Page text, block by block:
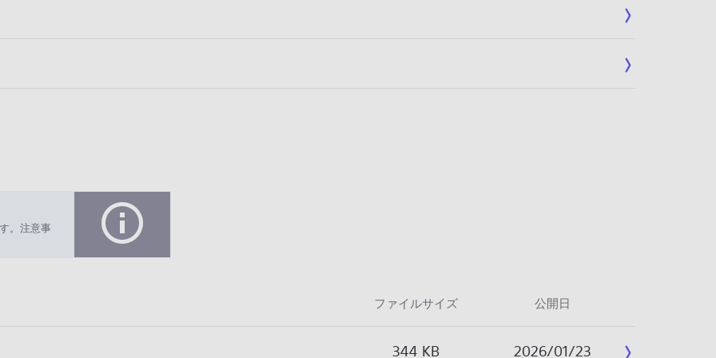
。注意事
ファイルサイズ 公開日
344 KB 2026/01/23